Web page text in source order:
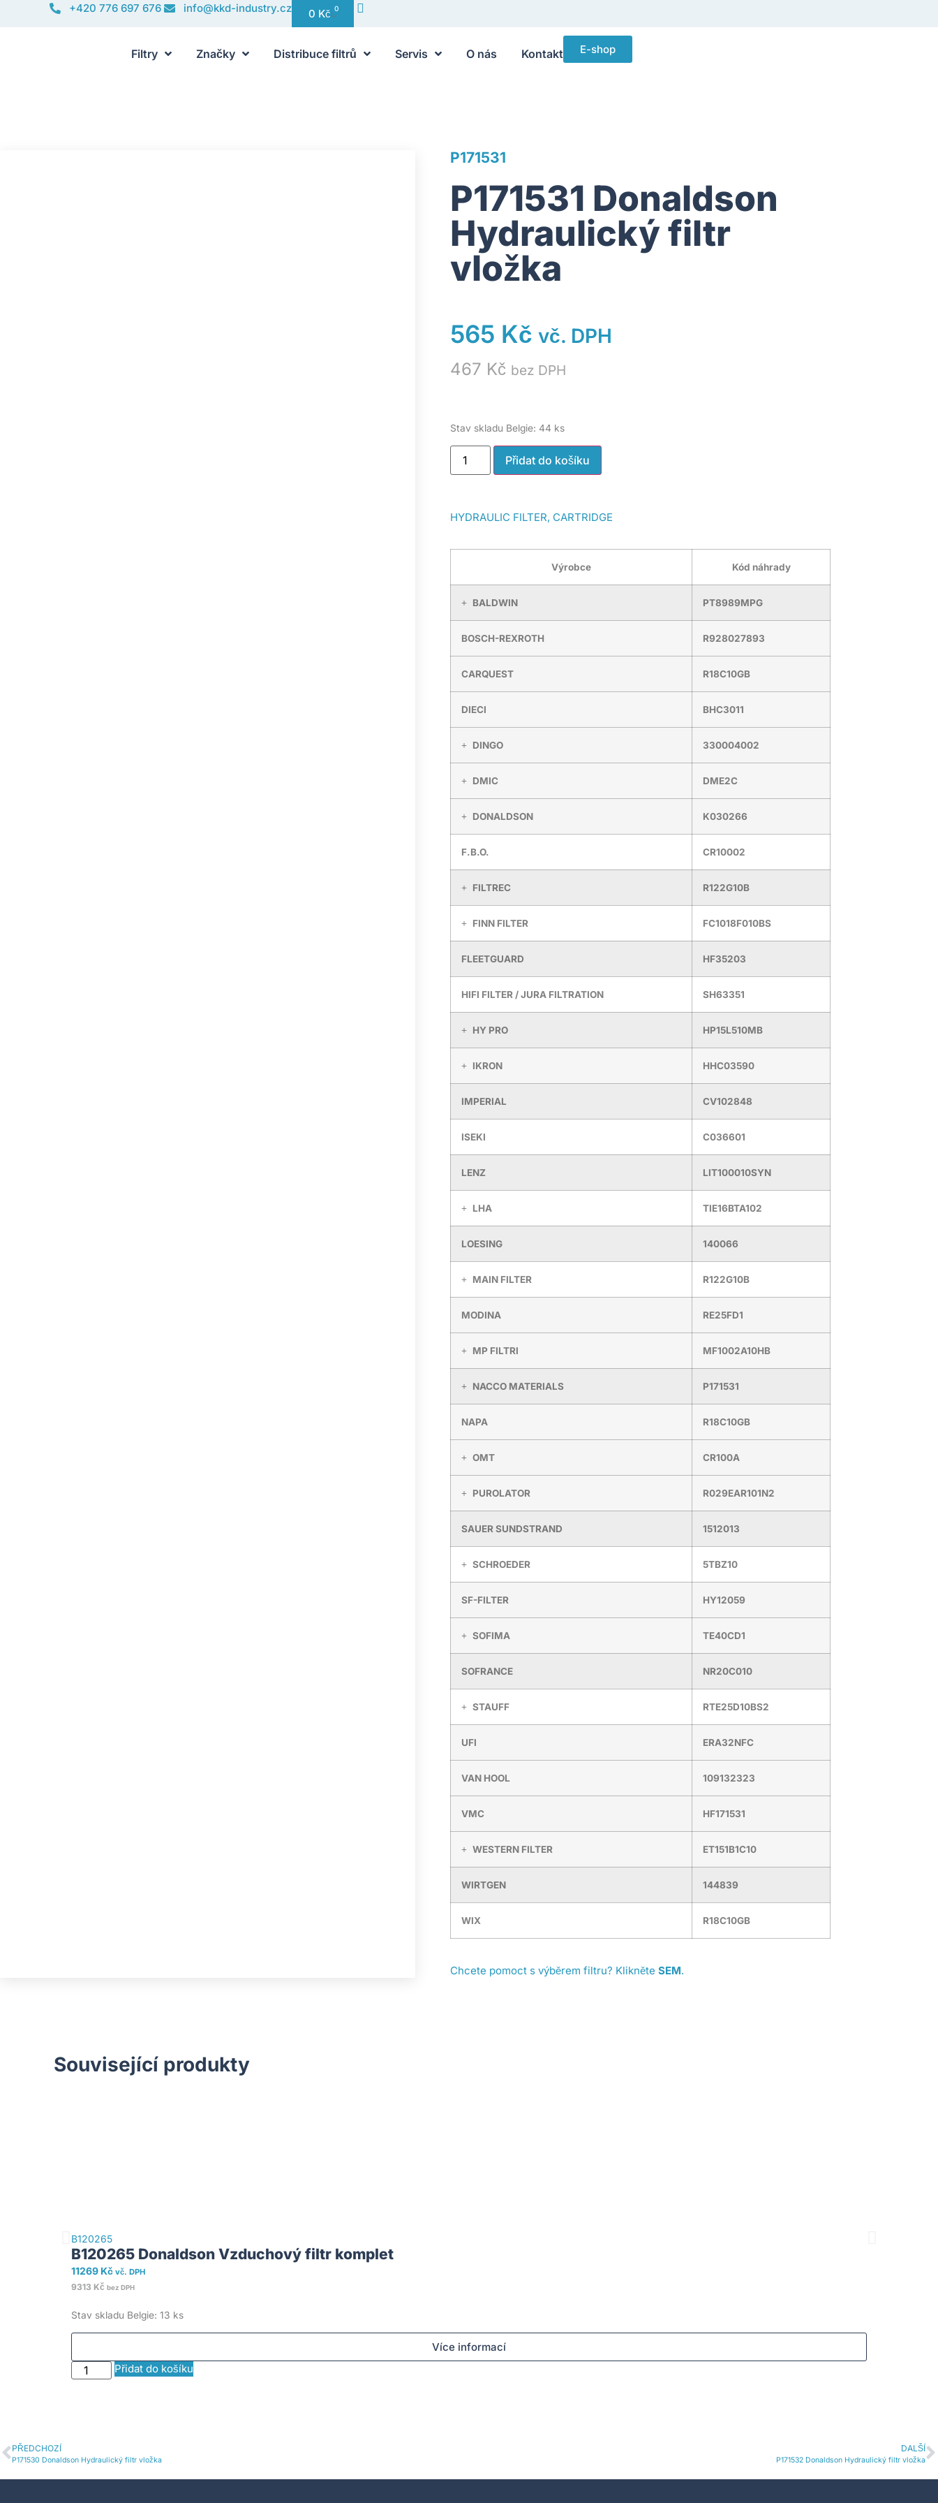
+420 776 697 676 info@kkd-industry.cz 0 Kč 0
Filtry Značky Distribuce filtrů Servis O nás Kontakt E-shop
P171531
P171531 Donaldson
Hydraulický filtr
vložka
565 Kč vč. DPH
467 Kč bez DPH
Stav skladu Belgie: 44 ks
Přidat do košíku
HYDRAULIC FILTER, CARTRIDGE
Výrobce Kód náhrady
BALDWIN PT8989MPG
BOSCH-REXROTH R928027893
CARQUEST R18C10GB
DIECI BHC3011
DINGO 330004002
DMIC DME2C
DONALDSON K030266
F.B.O. CR10002
FILTREC R122G10B
FINN FILTER FC1018F010BS
FLEETGUARD HF35203
HIFI FILTER / JURA FILTRATION SH63351
HY PRO HP15L510MB
IKRON HHC03590
IMPERIAL CV102848
ISEKI C036601
LENZ LIT100010SYN
LHA TIE16BTA102
LOESING 140066
MAIN FILTER R122G10B
MODINA RE25FD1
MP FILTRI MF1002A10HB
NACCO MATERIALS P171531
NAPA R18C10GB
OMT CR100A
PUROLATOR R029EAR101N2
SAUER SUNDSTRAND 1512013
SCHROEDER 5TBZ10
SF-FILTER HY12059
SOFIMA TE40CD1
SOFRANCE NR20C010
STAUFF RTE25D10BS2
UFI ERA32NFC
VAN HOOL 109132323
VMC HF171531
WESTERN FILTER ET151B1C10
WIRTGEN 144839
WIX R18C10GB
Chcete pomoct s výběrem filtru? Klikněte SEM.
Související produkty
B120265
B120265 Donaldson Vzduchový filtr komplet
11269 Kč vč. DPH
9313 Kč bez DPH
Stav skladu Belgie: 13 ks
Více informací
Přidat do košíku
PŘEDCHOZÍ
P171530 Donaldson Hydraulický filtr vložka
DALŠÍ
P171532 Donaldson Hydraulický filtr vložka